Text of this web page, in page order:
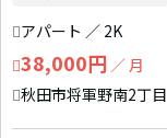
アパート ／ 2K
38,000円 ／ 月
秋田市将軍野南2丁目